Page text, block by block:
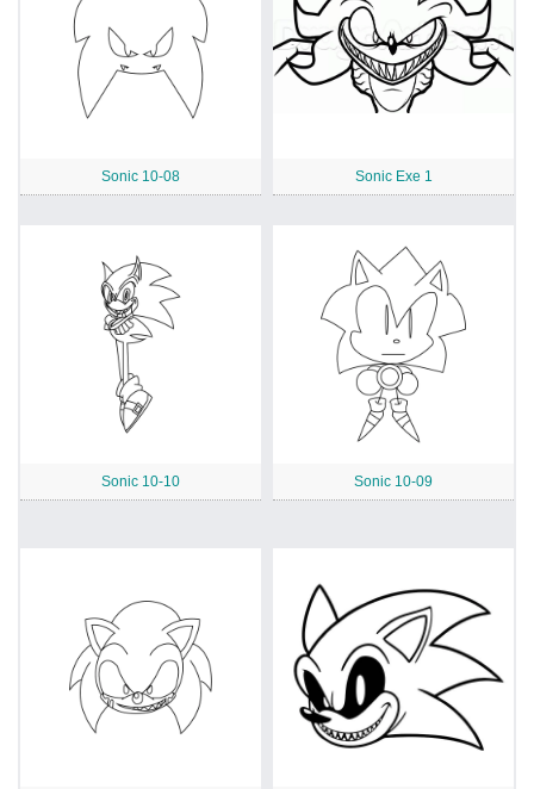
Sonic 10-08 Sonic Exe 1
Sonic 10-10 Sonic 10-09